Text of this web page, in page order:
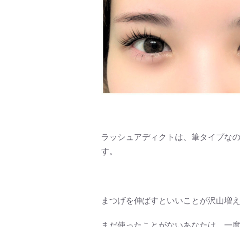
ラッシュアディクトは、筆タイプな
す。
まつげを伸ばすといいことが沢山増
まだ使ったことがないあなたは、一